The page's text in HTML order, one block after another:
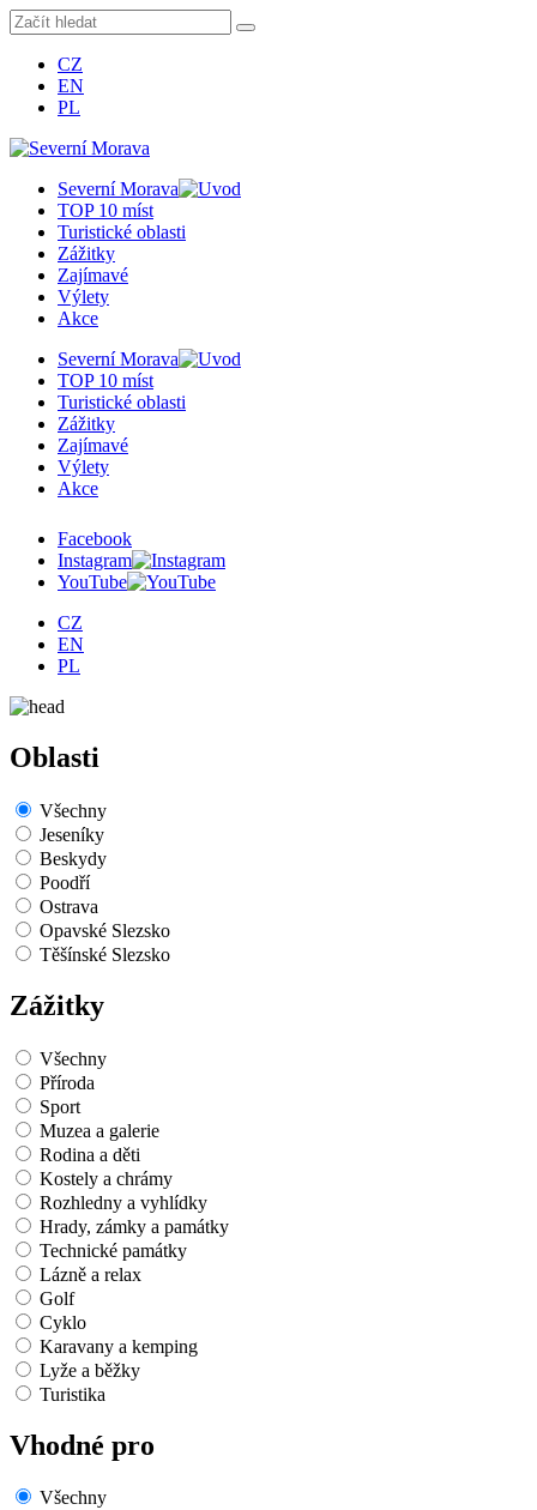
CZ
EN
PL
Severní Morava
TOP 10 míst
Turistické oblasti
Zážitky
Zajímavé
Výlety
Akce
Severní Morava
TOP 10 míst
Turistické oblasti
Zážitky
Zajímavé
Výlety
Akce
Facebook
Instagram
YouTube
CZ
EN
PL
Oblasti
Všechny
Jeseníky
Beskydy
Poodří
Ostrava
Opavské Slezsko
Těšínské Slezsko
Zážitky
Všechny
Příroda
Sport
Muzea a galerie
Rodina a děti
Kostely a chrámy
Rozhledny a vyhlídky
Hrady, zámky a památky
Technické památky
Lázně a relax
Golf
Cyklo
Karavany a kemping
Lyže a běžky
Turistika
Vhodné pro
Všechny